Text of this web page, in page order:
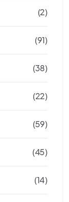
(2)
(91)
(38)
(22)
(59)
(45)
(14)